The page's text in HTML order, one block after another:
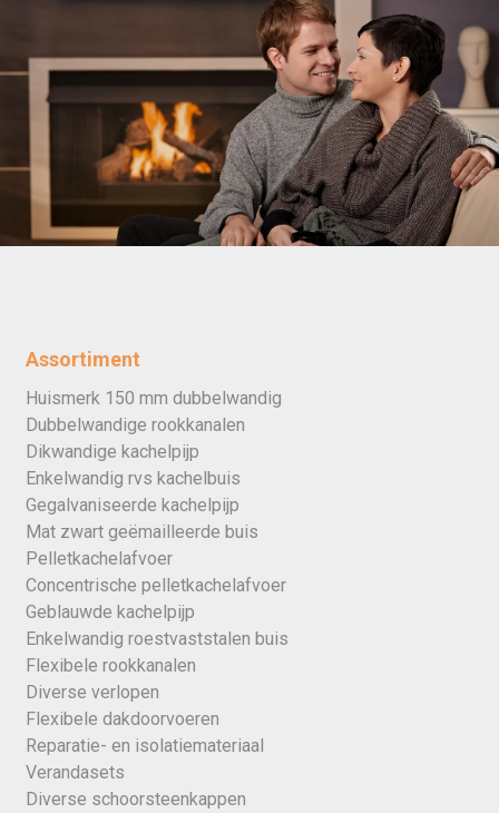
Assortiment
Huismerk 150 mm dubbelwandig
Dubbelwandige rookkanalen
Dikwandige kachelpijp
Enkelwandig rvs kachelbuis
Gegalvaniseerde kachelpijp
Mat zwart geëmailleerde buis
Pelletkachelafvoer
Concentrische pelletkachelafvoer
Geblauwde kachelpijp
Enkelwandig roestvaststalen buis
Flexibele rookkanalen
Diverse verlopen
Flexibele dakdoorvoeren
Reparatie- en isolatiemateriaal
Verandasets
Diverse schoorsteenkappen